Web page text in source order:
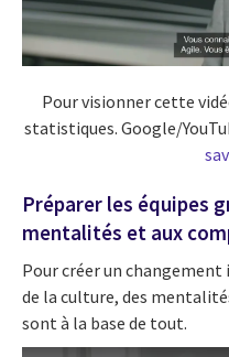
Pour visionner cette
statistiques. Google/
Préparer les équipes
mentalités et aux
Pour créer un
de la culture, des
sont à la base de tout.